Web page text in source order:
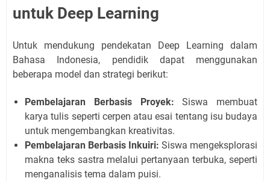
untuk Deep Learning
Untuk mendukung pendekatan Deep Learning dalam
Bahasa Indonesia, pendidik dapat menggunakan
beberapa model dan strategi berikut:
Pembelajaran Berbasis Proyek: Siswa membuat
karya tulis seperti cerpen atau esai tentang isu budaya
untuk mengembangkan kreativitas.
Pembelajaran Berbasis Inkuiri: Siswa mengeksplorasi
makna teks sastra melalui pertanyaan terbuka, seperti
menganalisis tema dalam puisi.